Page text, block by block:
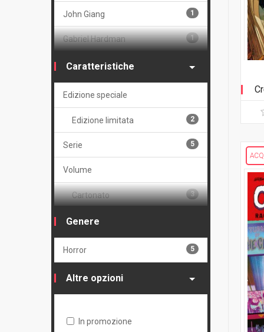
John Giang 1
Gabriel Hardman 1
Guillem March
Caratteristiche
Edizione speciale
Edizione limitata 2
Serie 5
Volume
Cartonato 3
Cartonato variant
Genere
Horror 5
Altre opzioni
In promozione